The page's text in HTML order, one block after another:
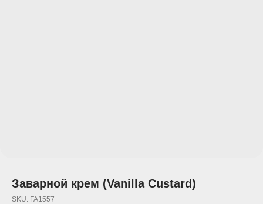
Заварной крем (Vanilla Custard)
SKU: FA1557